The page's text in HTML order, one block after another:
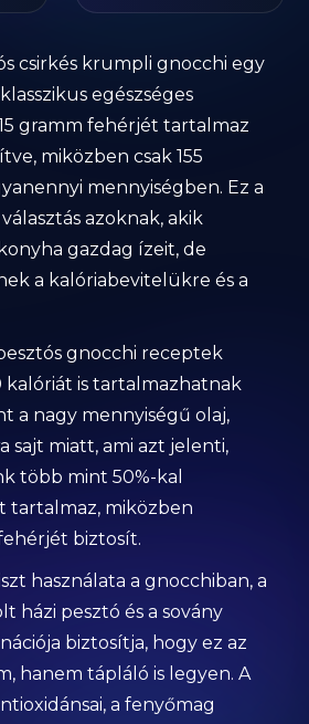
csirkés krumpli gnocchi egy
egészséges
gramm fehérjét tartalmaz
miközben csak 155
mennyiségben. Ez a
azoknak, akik
gazdag ízeit, de
a kalóriabevitelükre és a
gnocchi receptek
kalóriát is tartalmazhatnak
a nagy mennyiségű olaj,
sajt miatt, ami azt jelenti,
több mint 50%-kal
tartalmaz, miközben
biztosít.
használata a gnocchiban, a
házi pesztó és a sovány
biztosítja, hogy ez az
hanem tápláló is legyen. A
a fenyőmag